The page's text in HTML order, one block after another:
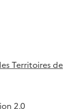
Territoires de
2.0